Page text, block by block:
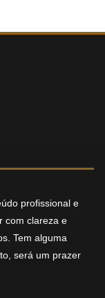
profissional e
com clareza e
Tem alguma
será um prazer